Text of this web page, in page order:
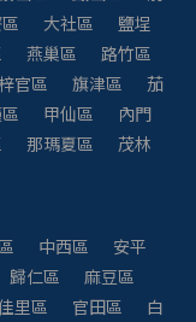
大社區
鹽埕
燕巢區
路竹區
梓官區 旗津區
茄
甲仙區
內門
那瑪夏區
茂林
中西區
安平
歸仁區
麻豆區
里區 官田區
白